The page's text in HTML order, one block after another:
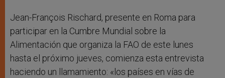
Jean-François Rischard, presente en Roma para
participar en la Cumbre Mundial sobre la
Alimentación que organiza la FAO de este lunes
hasta el próximo jueves, comienza esta entrevista
haciendo un llamamiento: «los países en vías de